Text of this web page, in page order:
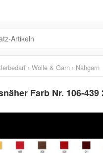
› Wolle & Garn › Nähgarn
Farb Nr. 106-439